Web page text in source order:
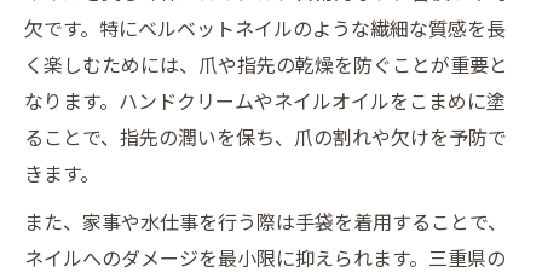
欠です。特にベルベットネイルのような繊細な質感を長
く楽しむためには、爪や指先の乾燥を防ぐことが重要と
なります。ハンドクリームやネイルオイルをこまめに塗
ることで、指先の潤いを保ち、爪の割れや欠けを予防で
きます。
また、家事や水仕事を行う際は手袋を着用することで、
ネイルへのダメージを最小限に抑えられます。三重県の